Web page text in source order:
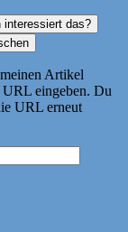
Artikel
URL eingeben. Du
URL erneut